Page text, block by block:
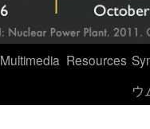
Multimedia Resources
ウ